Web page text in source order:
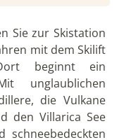
Sie zur Skistation
mit dem Skilift
beginnt ein
unglaublichen
die Vulkane
den Villarica See
schneebedeckten